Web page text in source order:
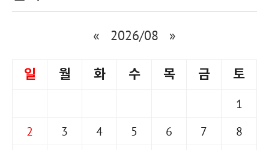
« 2026/08 »
일 월 화 수 목 금 토
1
2
3 4 5 6 7
8